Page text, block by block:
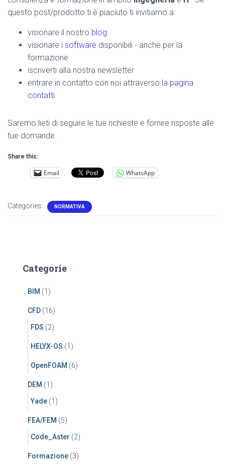
questo post/prodotto ti è piaciuto ti invitiamo a:
visionare il nostro blog
visionare i software disponibili - anche per la
formazione
iscriverti alla nostra newsletter
entrare in contatto con noi attraverso la pagina
contatti
Saremo lieti di seguire le tue richieste e fornire risposte alle
tue domande.
Share this:
Email WhatsApp
Categories: NORMATIVA
Categorie
BIM (1)
CFD (16)
FDS (2)
HELYX-OS (1)
OpenFOAM (6)
DEM (1)
Yade (1)
FEA/FEM (5)
Code_Aster (2)
Formazione (3)